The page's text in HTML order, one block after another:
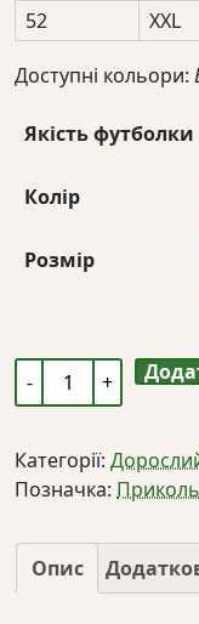
52
XXL
Доступні кольори:
Якість футболки
Колір
Розмір
Вже
не
але
ще
курага
кількість
Категорії:
Позначка:
Опис